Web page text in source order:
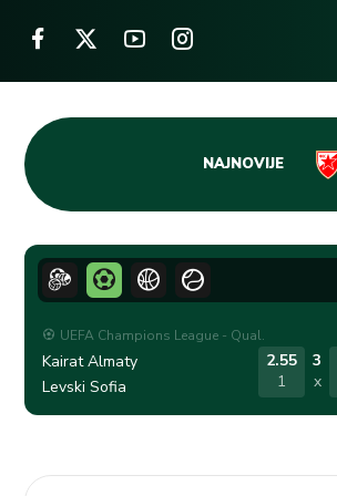
Skip
content
NAJNOVIJE
UEFA Champions League - Qual.
Kairat Almaty
Levski Sofia
2.55
1
3
x